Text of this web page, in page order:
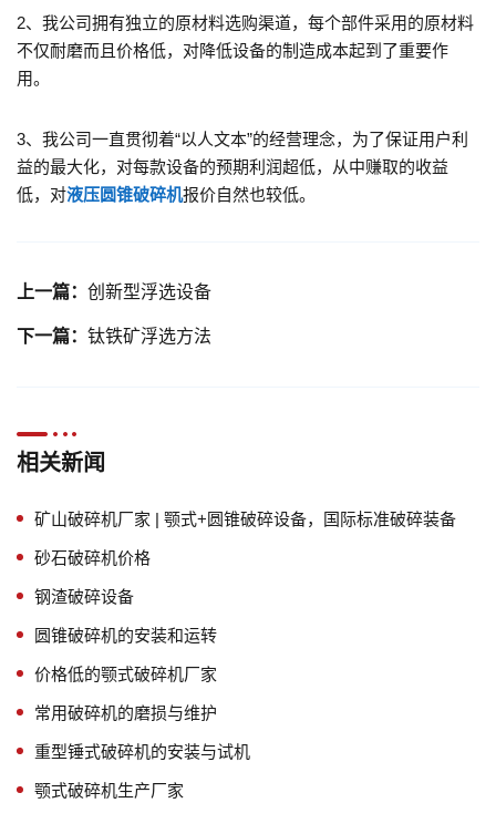
2、我公司拥有独立的原材料选购渠道，每个部件采用的原材料
不仅耐磨而且价格低，对降低设备的制造成本起到了重要作
用。
3、我公司一直贯彻着“以人文本”的经营理念，为了保证用户利
益的最大化，对每款设备的预期利润超低，从中赚取的收益
低，对液压圆锥破碎机报价自然也较低。
上一篇： 创新型浮选设备
下一篇： 钛铁矿浮选方法
相关新闻
矿山破碎机厂家 | 颚式+圆锥破碎设备，国际标准破碎装备
砂石破碎机价格
钢渣破碎设备
圆锥破碎机的安装和运转
价格低的颚式破碎机厂家
常用破碎机的磨损与维护
重型锤式破碎机的安装与试机
颚式破碎机生产厂家